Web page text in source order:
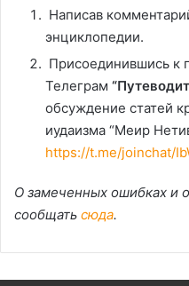
Написав
энциклопедии.
Присоединившись к
Телеграм
обсуждение статей
иудаизма “Меир
https://t.me/joinchat/
О замеченных ошибках и
сообщать сюда.